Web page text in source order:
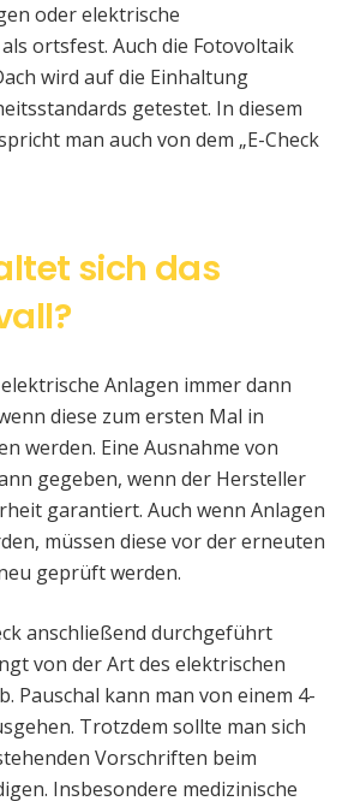
oder elektrische
ortsfest. Auch die Fotovoltaik
wird auf die Einhaltung
getestet. In diesem
man auch von dem „E-Check
sich das
Anlagen immer dann
diese zum ersten Mal in
werden. Eine Ausnahme von
gegeben, wenn der Hersteller
garantiert. Auch wenn Anlagen
müssen diese vor der erneuten
geprüft werden.
anschließend durchgeführt
von der Art des elektrischen
Pauschal kann man von einem 4-
Trotzdem sollte man sich
Vorschriften beim
Insbesondere medizinische